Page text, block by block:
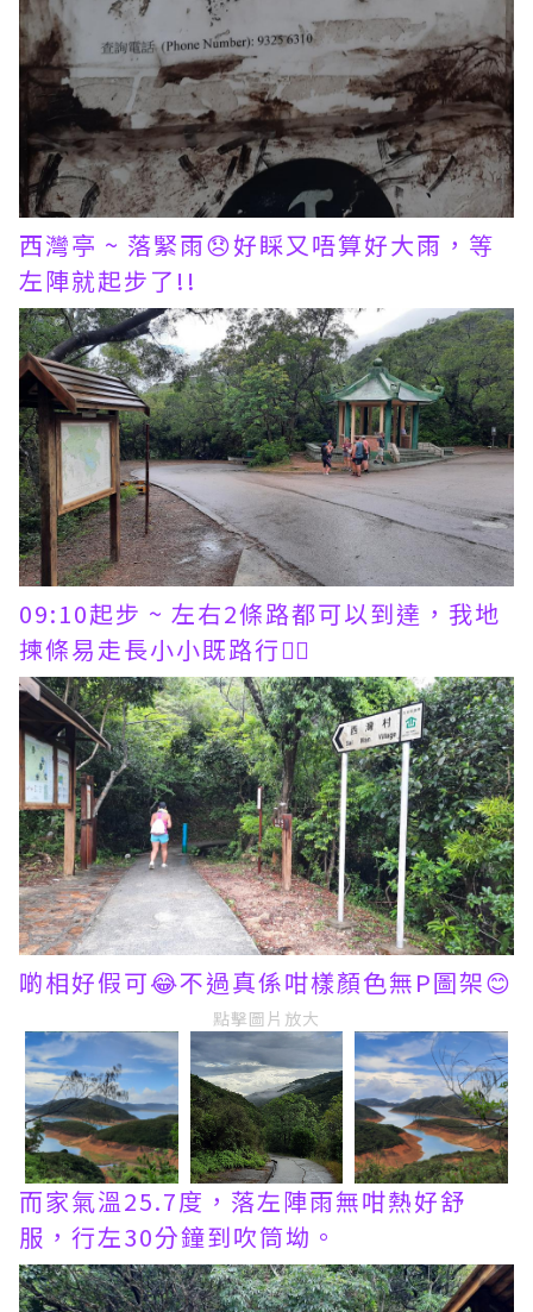
西灣亭 ~ 落緊雨😞好睬又唔算好大雨，等
左陣就起步了!!
09:10起步 ~ 左右2條路都可以到達，我地
揀條易走長小小既路行🚶‍♂️
啲相好假可😂不過真係咁樣顏色無P圖架😊
點擊圖片放大
而家氣溫25.7度，落左陣雨無咁熱好舒
服，行左30分鐘到吹筒坳。